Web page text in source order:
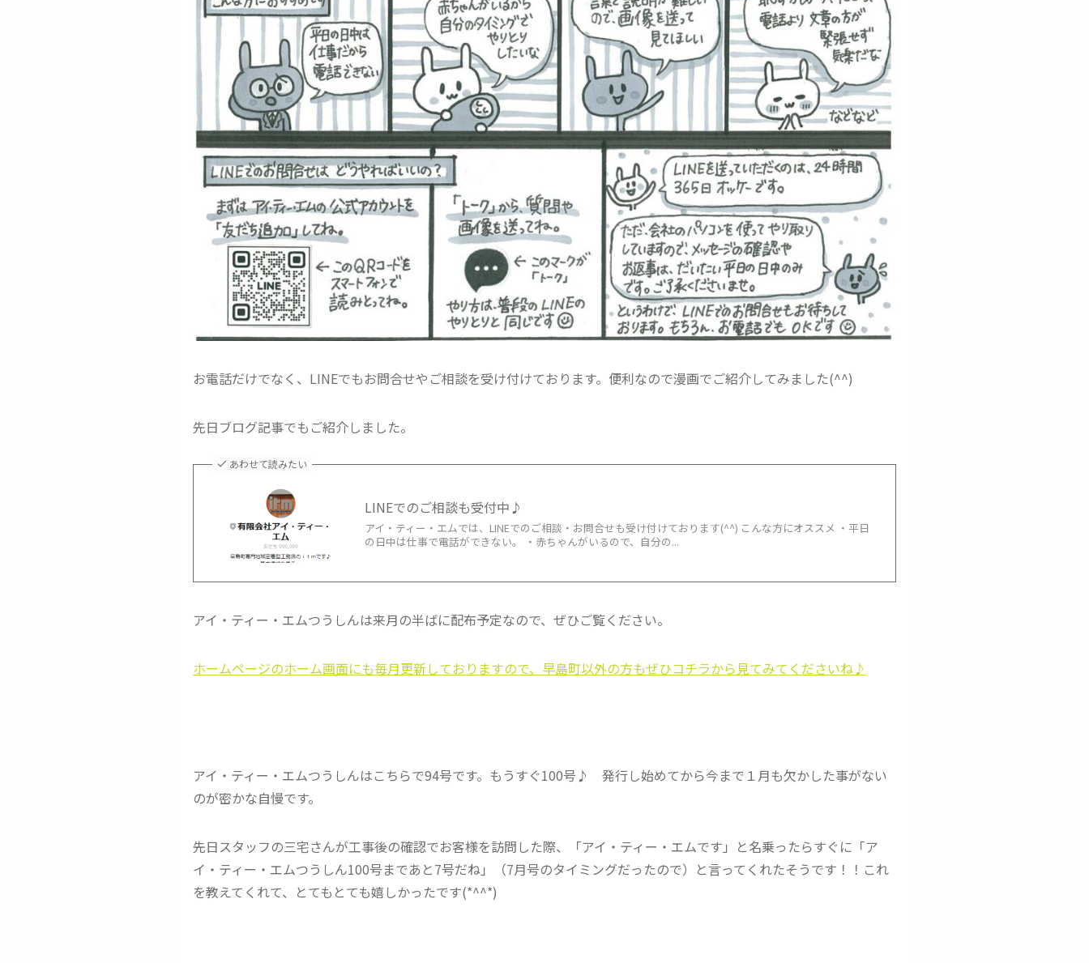
お電話だけでなく、LINEでもお問合せやご相談を受け付けております。便利なので漫画でご紹介してみました(^^)
先日ブログ記事でもご紹介しました。
あわせて読みたい
LINEでのご相談も受付中♪
アイ・ティー・エムでは、LINEでのご相談・お問合せも受け付けております(^^) こんな方にオススメ ・平日
の日中は仕事で電話ができない。 ・赤ちゃんがいるので、自分の...
アイ・ティー・エムつうしんは来月の半ばに配布予定なので、ぜひご覧ください。
ホームページのホーム画面にも毎月更新しておりますので、早島町以外の方もぜひコチラから見てみてくださいね♪
アイ・ティー・エムつうしんはこちらで94号です。もうすぐ100号♪ 発行し始めてから今まで１月も欠かした事がない
のが密かな自慢です。
先日スタッフの三宅さんが工事後の確認でお客様を訪問した際、「アイ・ティー・エムです」と名乗ったらすぐに「ア
イ・ティー・エムつうしん100号まであと7号だね」（7月号のタイミングだったので）と言ってくれたそうです！！これ
を教えてくれて、とてもとても嬉しかったです(*^^*)